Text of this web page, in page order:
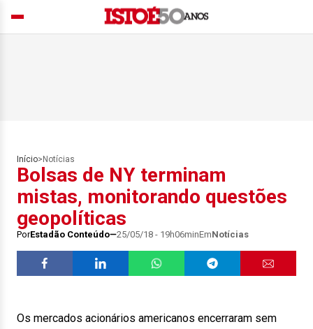
Início> Notícias
Bolsas de NY terminam
mistas, monitorando questões
geopolíticas
PorEstadão Conteúdo 25/05/18 - 19h06minEmNotícias
Os mercados acionários americanos encerraram sem